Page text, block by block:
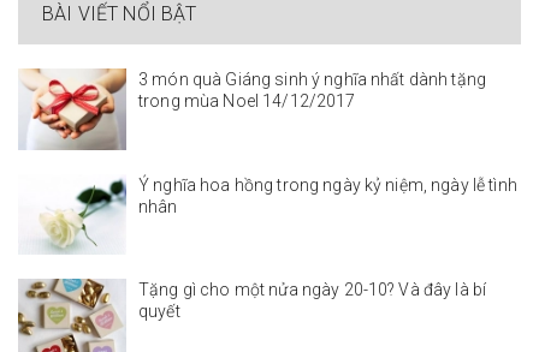
BÀI VIẾT NỔI BẬT
3 món quà Giáng sinh ý nghĩa nhất dành tặng
trong mùa Noel 14/12/2017
Ý nghĩa hoa hồng trong ngày kỷ niệm, ngày lễ tình
nhân
Tặng gì cho một nửa ngày 20-10? Và đây là bí
quyết